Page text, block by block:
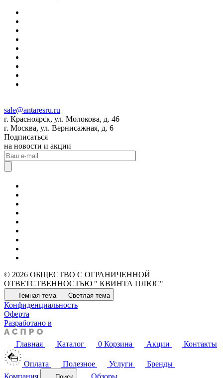
sale@antaresru.ru
г. Красноярск, ул. Молокова, д. 46
г. Москва, ул. Вернисажная, д. 6
Подписаться
на новости и акции
© 2026 ОБЩЕСТВО С ОГРАНИЧЕННОЙ
ОТВЕТСТВЕННОСТЬЮ " КВИНТА ПЛЮС"
Темная тема Светлая тема
Конфиденциальность
Оферта
Разработано в
Главная Каталог 0 Корзина Акции Контакты
Оплата Полезное Услуги
Бренды
Компания
Обзоры